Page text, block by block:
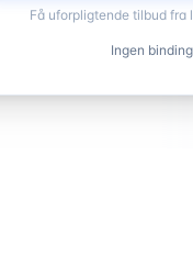
Få uforpligtende tilbud
Ingen